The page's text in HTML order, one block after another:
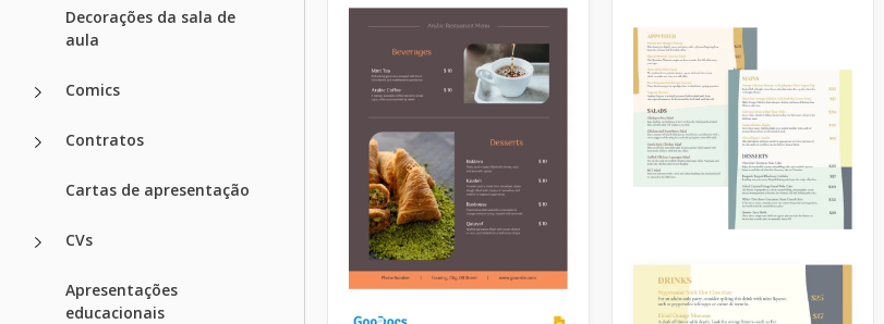
Decorações da sala de
aula
Comics
Contratos
Cartas de apresentação
CVs
Apresentações
educacionais